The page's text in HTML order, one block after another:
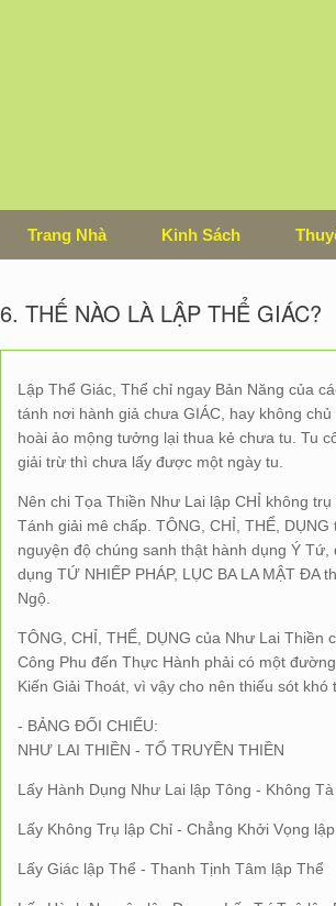
Trang Nhà Kinh Sách
6. THẾ NÀO LÀ LẬP THỂ GIÁC?
Lập Thể Giác, Thể chỉ ngay Bản Năng của
tánh nơi hành giả chưa GIÁC, hay không
hoài ảo mộng tưởng lại thua kẻ chưa tu. Tu
giải trừ thì chưa lấy được một ngày tu.
Nên chi Tọa Thiền Như Lai lập CHỈ không
Tánh giải mê chấp. TÔNG, CHỈ, THỂ,
nguyện độ chúng sanh thật hành dụng Ý
dụng TỨ NHIẾP PHÁP, LỤC BA LA MẬT ĐA
Ngộ.
TÔNG, CHỈ, THỂ, DỤNG của Như Lai
Công Phu đến Thực Hành phải có một
Kiến Giải Thoát, vì vậy cho nên thiếu sót khó
- BẢNG ĐỐI CHIẾU:
NHƯ LAI THIỀN - TỔ TRUYỀN THIỀN
Lấy Hành Dụng Như Lai lập Tông - Không
Lấy Không Trụ lập Chỉ - Chẳng Khởi Vọng
Lấy Giác lập Thể - Thanh Tịnh Tâm lập Thể